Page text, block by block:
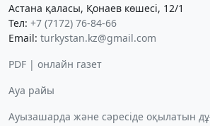
Астана қаласы, Қонаев көшесі, 12/1
Тел: +7 (7172) 76-84-66
Email: turkystan.kz@gmail.com
PDF | онлайн газет
Ауа райы
Ауызашарда және сәресіде оқылатын